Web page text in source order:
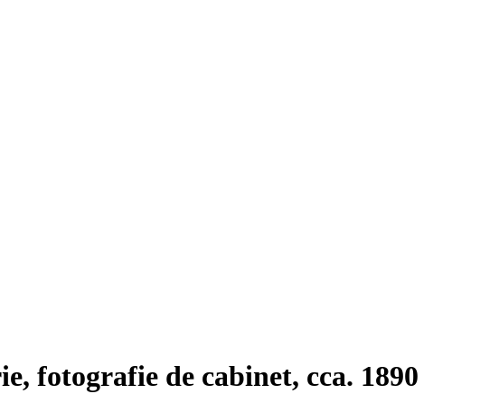
fotografie de cabinet, cca. 1890